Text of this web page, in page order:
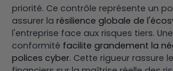
priorité. Ce contrôle représente un
assurer la résilience globale de
l'entreprise face aux risques tiers.
conformité facilite grandement la
polices cyber. Cette rigueur rassure